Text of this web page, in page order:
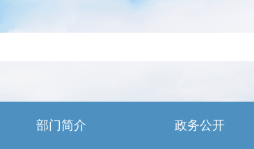
部门简介 政务公开